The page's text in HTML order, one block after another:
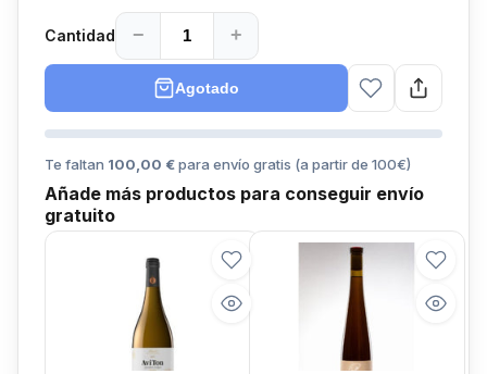
Cantidad − +
Agotado
Te faltan 100,00 €para envío gratis (a partir de 100€)
Añade más productos para conseguir envío
gratuito